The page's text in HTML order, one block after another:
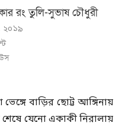
রং তুলি-সুভাষ চৌধুরী
ভেঙ্গে বাড়ির ছোট্ট আঙ্গিনায়
শেষে যেনো একাকী নিরালায়